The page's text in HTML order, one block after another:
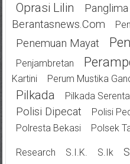
Oprasi Lilin
Berantasnews.com
Penemuan Mayat
Penjambretan
Kartini
Perum Mustika
Pilkada Pilkada
Polisi Dipecat Polisi
Polresta Bekasi
Polsek
Research S.I.K. S.Ik